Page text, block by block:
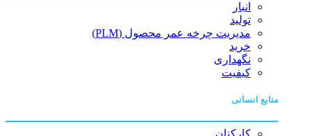
انبار
تولید
مدیریت چرخه عمر محصول (PLM)
خرید
نگهداری
کیفیت
منابع انسانی